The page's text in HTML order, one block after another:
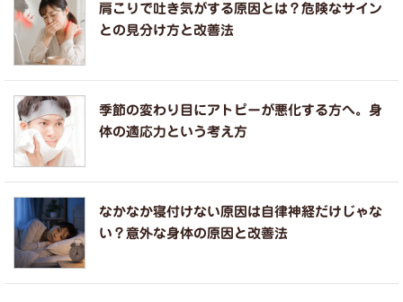
肩こりで吐き気がする原因とは？危険なサイン
との見分け方と改善法
季節の変わり目にアトピーが悪化する方へ。身
体の適応力という考え方
なかなか寝付けない原因は自律神経だけじゃな
い？意外な身体の原因と改善法